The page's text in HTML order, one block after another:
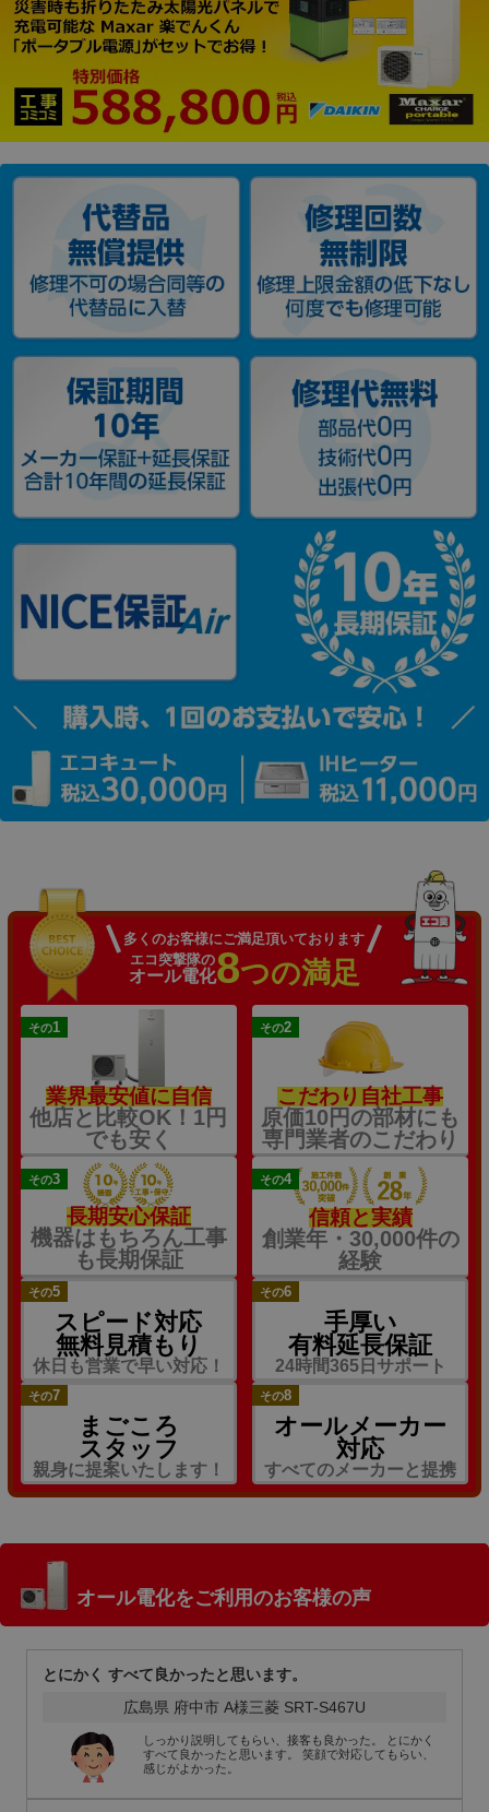
多くのお客様にご満足頂いております
エコ突撃隊の
オール電化8つの満足
その1
業界最安値に自信
他店と比較OK！1円
でも安く
その2
こだわり自社工事
原価10円の部材にも
専門業者のこだわり
その3
長期安心保証
機器はもちろん工事
も長期保証
その4
信頼と実績
創業年・30,000件の
経験
その5
スピード対応
無料見積もり
休日も営業で早い対応！
その6
手厚い
有料延長保証
24時間365日サポート
その7
まごころ
スタッフ
親身に提案いたします！
その8
オールメーカー
対応
すべてのメーカーと提携
オール電化をご利用のお客様の声
とにかく すべて良かったと思います。
広島県 府中市 A様三菱 SRT-S467U
しっかり説明してもらい、接客も良かった。 とにかく
すべて良かったと思います。 笑顔で対応してもらい、